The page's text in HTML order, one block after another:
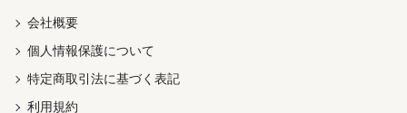
紅芋
茶葉
UVケア
伝統工芸品
会社概要
個人情報保護について
特定商取引法に基づく表記
利用規約